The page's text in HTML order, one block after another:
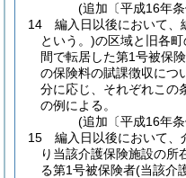
(追加〔平成16年
14
編入日以後において、
という。)の区域と旧各
間で転居した第1号被保
の保険料の賦課徴収につ
分に応じ、それぞれこの
の例による。
(追加〔平成16年
15
編入日以後において、
り当該介護保険施設の所
る第1号被保険者(当該介